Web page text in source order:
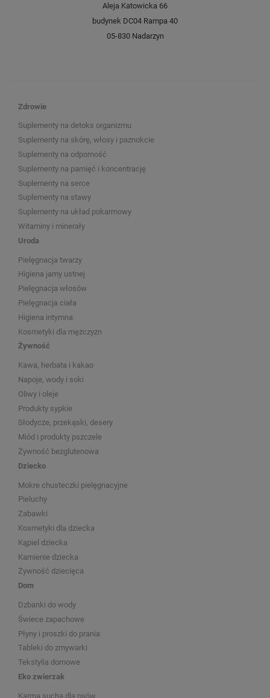
Aleja Katowicka 66
budynek DC04 Rampa 40
05-830 Nadarzyn
Zdrowie
Suplementy na detoks organizmu
Suplementy na skórę, włosy i paznokcie
Suplementy na odporność
Suplementy na pamięć i koncentrację
Suplementy na serce
Suplementy na stawy
Suplementy na układ pokarmowy
Witaminy i minerały
Uroda
Pielęgnacja twarzy
Higiena jamy ustnej
Pielęgnacja włosów
Pielęgnacja ciała
Higiena intymna
Kosmetyki dla mężczyzn
Żywność
Kawa, herbata i kakao
Napoje, wody i soki
Oliwy i oleje
Produkty sypkie
Słodycze, przekąski, desery
Miód i produkty pszczele
Żywność bezglutenowa
Dziecko
Mokre chusteczki pielęgnacyjne
Pieluchy
Zabawki
Kosmetyki dla dziecka
Kąpiel dziecka
Kamienie dziecka
Żywność dziecięca
Dom
Dzbanki do wody
Świece zapachowe
Płyny i proszki do prania
Tableki do zmywarki
Tekstylia domowe
Eko zwierzak
Karma sucha dla psów